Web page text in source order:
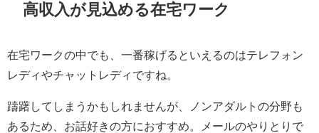
高収入が見込める在宅ワーク
在宅ワークの中でも、一番稼げるといえるのはテレフォン
レディやチャットレディですね。
躊躇してしまうかもしれませんが、ノンアダルトの分野も
あるため、お話好きの方におすすめ。メールのやりとりで